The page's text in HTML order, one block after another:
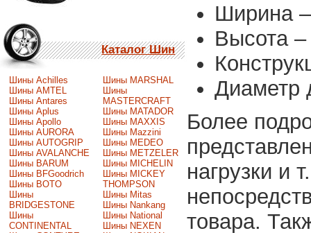
Каталог Шин
Шины Achilles
Шины AMTEL
Шины Antares
Шины Aplus
Шины Apollo
Шины AURORA
Шины AUTOGRIP
Шины AVALANCHE
Шины BARUM
Шины BFGoodrich
Шины BOTO
Шины
BRIDGESTONE
Шины
CONTINENTAL
Шины MARSHAL
Шины
MASTERCRAFT
Шины MATADOR
Шины MAXXIS
Шины Mazzini
Шины MEDEO
Шины METZELER
Шины MICHELIN
Шины MICKEY
THOMPSON
Шины Mitas
Шины Nankang
Шины National
Шины NEXEN
Ширина
Высота
Диаметр
Более
нагрузки и
товара.